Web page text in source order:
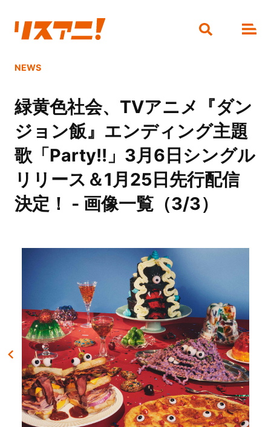
NEWS
緑黄色社会、TVアニメ『ダン
ジョン飯』エンディング主題
歌「Party!!」3月6日シングル
リリース＆1月25日先行配信
決定！ - 画像一覧（3/3）